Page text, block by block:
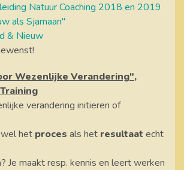
Natuur Coaching 2018 en 2019
als Sjamaan"
& Nieuw
Wezenlijke Verandering",
verandering initieren of
het proces als het resultaat echt
Je maakt resp. kennis en leert werken